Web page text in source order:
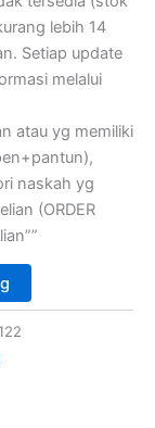
lebih 14
Setiap update
melalui
atau yg memiliki
naskah yg
(ORDER